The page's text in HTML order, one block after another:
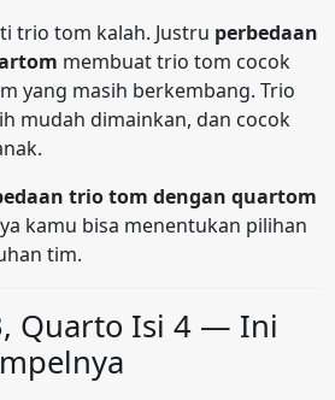
trio tom kalah. Justru perbedaan
membuat trio tom cocok
yang masih berkembang. Trio
mudah dimainkan, dan cocok
trio tom dengan quartom
kamu bisa menentukan pilihan
tim.
Quarto Isi 4 — Ini